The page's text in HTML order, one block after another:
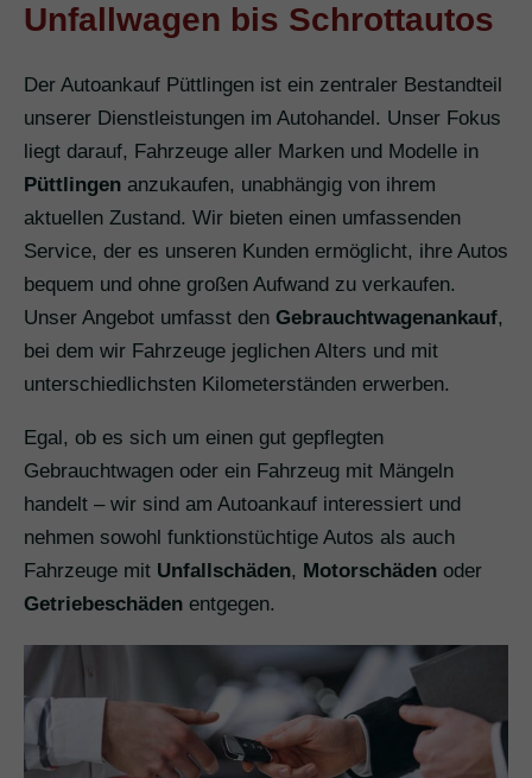
Unfallwagen bis Schrottautos
Der Autoankauf Püttlingen ist ein zentraler Bestandteil
unserer Dienstleistungen im Autohandel. Unser Fokus
liegt darauf, Fahrzeuge aller Marken und Modelle in
Püttlingen anzukaufen, unabhängig von ihrem
aktuellen Zustand. Wir bieten einen umfassenden
Service, der es unseren Kunden ermöglicht, ihre Autos
bequem und ohne großen Aufwand zu verkaufen.
Unser Angebot umfasst den Gebrauchtwagenankauf,
bei dem wir Fahrzeuge jeglichen Alters und mit
unterschiedlichsten Kilometerständen erwerben.
Egal, ob es sich um einen gut gepflegten
Gebrauchtwagen oder ein Fahrzeug mit Mängeln
handelt – wir sind am Autoankauf interessiert und
nehmen sowohl funktionstüchtige Autos als auch
Fahrzeuge mit Unfallschäden, Motorschäden oder
Getriebeschäden entgegen.